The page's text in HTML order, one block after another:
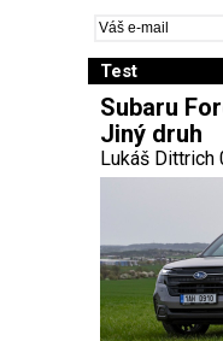
Test
Subaru
Jiný druh
Lukáš Dittrich